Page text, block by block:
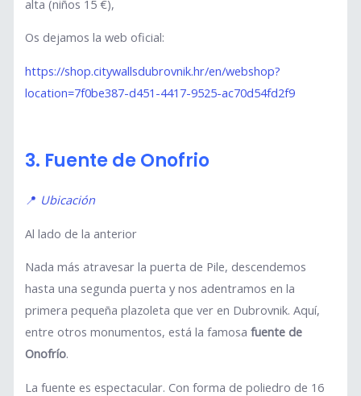
alta (niños 15 €),
Os dejamos la web oficial:
https://shop.citywallsdubrovnik.hr/en/webshop?
location=7f0be387-d451-4417-9525-ac70d54fd2f9
3. Fuente de Onofrio
📍 Ubicación
Al lado de la anterior
Nada más atravesar la puerta de Pile, descendemos
hasta una segunda puerta y nos adentramos en la
primera pequeña plazoleta que ver en Dubrovnik. Aquí,
entre otros monumentos, está la famosafuente de
Onofrío.
La fuente es espectacular. Con forma de poliedro de 16